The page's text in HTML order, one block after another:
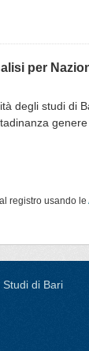
per
degli studi di
registro usando le
di Bari